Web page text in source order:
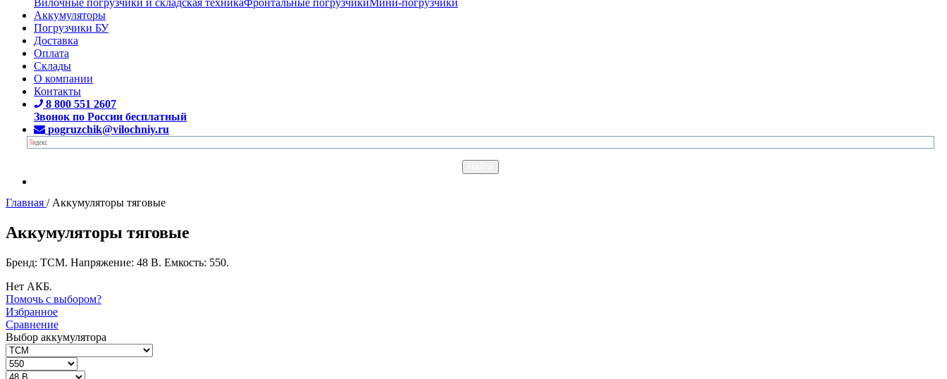
Аккумуляторы
Погрузчики БУ
Доставка
Оплата
Склады
О компании
Контакты
8 800 551 2607
Звонок по России бесплатный
pogruzchik@vilochniy.ru
Главная / Аккумуляторы тяговые
Аккумуляторы тяговые
Бренд: TCM. Напряжение: 48 В. Емкость: 550.
Нет АКБ.
Помочь с выбором?
Избранное
Сравнение
Выбор аккумулятора